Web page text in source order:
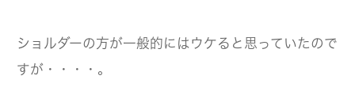
ショルダーの方が一般的にはウケると思っていたので
すが・・・・。